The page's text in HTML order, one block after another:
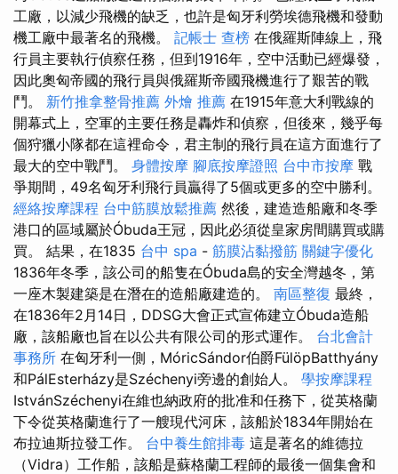
工廠，以減少飛機的缺乏，也許是匈牙利勞埃德飛機和發動
機工廠中最著名的飛機。 記帳士 查榜 在俄羅斯陣線上，飛
行員主要執行偵察任務，但到1916年，空中活動已經爆發，
因此奧匈帝國的飛行員與俄羅斯帝國飛機進行了艱苦的戰
鬥。 新竹推拿整骨推薦 外燴 推薦 在1915年意大利戰線的
開幕式上，空軍的主要任務是轟炸和偵察，但後來，幾乎每
個狩獵小隊都在這裡命令，君主制的飛行員在這方面進行了
最大的空中戰鬥。 身體按摩 腳底按摩證照 台中市按摩 戰
爭期間，49名匈牙利飛行員贏得了5個或更多的空中勝利。
經絡按摩課程 台中筋膜放鬆推薦 然後，建造造船廠和冬季
港口的區域屬於Óbuda王冠，因此必須從皇家房間購買或購
買。 結果，在1835 台中 spa - 筋膜沾黏撥筋 關鍵字優化
1836年冬季，該公司的船隻在Óbuda島的安全灣越冬，第
一座木製建築是在潛在的造船廠建造的。 南區整復 最終，
在1836年2月14日，DDSG大會正式宣佈建立Óbuda造船
廠，該船廠也旨在以公共有限公司的形式運作。 台北會計
事務所 在匈牙利一側，MóricSándor伯爵FülöpBatthyány
和PálEsterházy是Széchenyi旁邊的創始人。 學按摩課程
IstvánSzéchenyi在維也納政府的批准和任務下，從英格蘭
下令從英格蘭進行了一艘現代河床，該船於1834年開始在
布拉迪斯拉發工作。 台中養生館排毒 這是著名的維德拉
（Vidra）工作船，該船是蘇格蘭工程師的最後一個集會和